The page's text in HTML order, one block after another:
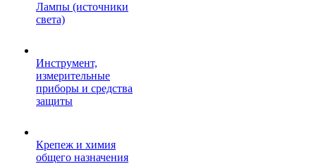
Лампы (источники
света)
Инструмент,
измерительные
приборы и средства
защиты
Крепеж и химия
общего назначения